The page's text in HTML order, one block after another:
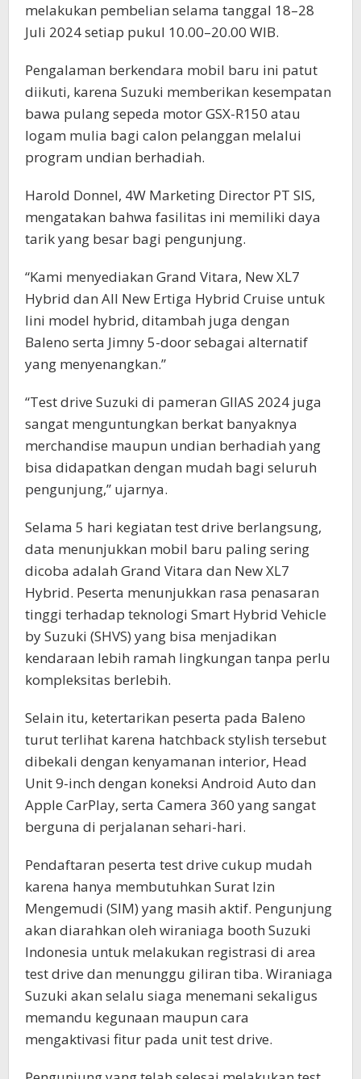
melakukan pembelian selama tanggal 18–28
Juli 2024 setiap pukul 10.00–20.00 WIB.
Pengalaman berkendara mobil baru ini patut
diikuti, karena Suzuki memberikan kesempatan
bawa pulang sepeda motor GSX-R150 atau
logam mulia bagi calon pelanggan melalui
program undian berhadiah.
Harold Donnel, 4W Marketing Director PT SIS,
mengatakan bahwa fasilitas ini memiliki daya
tarik yang besar bagi pengunjung.
“Kami menyediakan Grand Vitara, New XL7
Hybrid dan All New Ertiga Hybrid Cruise untuk
lini model hybrid, ditambah juga dengan
Baleno serta Jimny 5-door sebagai alternatif
yang menyenangkan.”
“Test drive Suzuki di pameran GIIAS 2024 juga
sangat menguntungkan berkat banyaknya
merchandise maupun undian berhadiah yang
bisa didapatkan dengan mudah bagi seluruh
pengunjung,” ujarnya.
Selama 5 hari kegiatan test drive berlangsung,
data menunjukkan mobil baru paling sering
dicoba adalah Grand Vitara dan New XL7
Hybrid. Peserta menunjukkan rasa penasaran
tinggi terhadap teknologi Smart Hybrid Vehicle
by Suzuki (SHVS) yang bisa menjadikan
kendaraan lebih ramah lingkungan tanpa perlu
kompleksitas berlebih.
Selain itu, ketertarikan peserta pada Baleno
turut terlihat karena hatchback stylish tersebut
dibekali dengan kenyamanan interior, Head
Unit 9-inch dengan koneksi Android Auto dan
Apple CarPlay, serta Camera 360 yang sangat
berguna di perjalanan sehari-hari.
Pendaftaran peserta test drive cukup mudah
karena hanya membutuhkan Surat Izin
Mengemudi (SIM) yang masih aktif. Pengunjung
akan diarahkan oleh wiraniaga booth Suzuki
Indonesia untuk melakukan registrasi di area
test drive dan menunggu giliran tiba. Wiraniaga
Suzuki akan selalu siaga menemani sekaligus
memandu kegunaan maupun cara
mengaktivasi fitur pada unit test drive.